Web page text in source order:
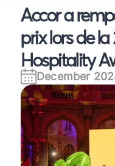
Accor a
prix lors de
Hospitality
December